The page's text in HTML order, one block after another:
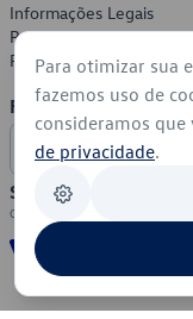
Informações Legais
Política de Privacidade
Política de Cookies
Formas de
Segurança
Para otimizar sua
fazemos uso de
consideramos que
de privacidade.